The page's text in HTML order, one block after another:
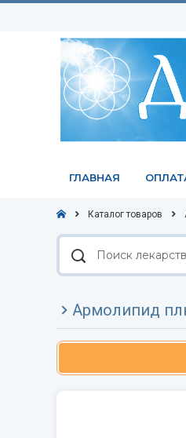
ГЛАВНАЯ
Каталог товаров
Поиск
лекарств
по
Армолипид